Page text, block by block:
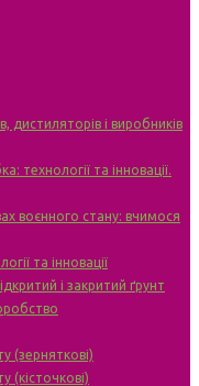
і виробників
технології та інновації.
воєнного стану: вчимося
та інновації
і закритий ґрунт
(зерняткові)
(кісточкові)